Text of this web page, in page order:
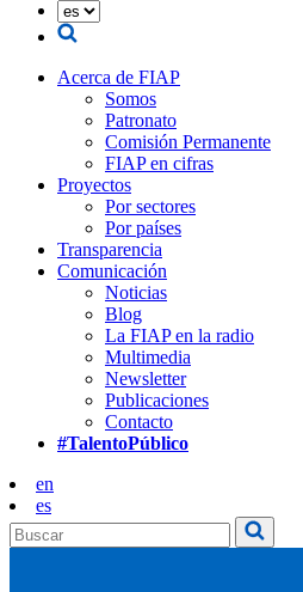
Acerca de FIAP
Somos
Patronato
Comisión Permanente
FIAP en cifras
Proyectos
Por sectores
Por países
Transparencia
Comunicación
Noticias
Blog
La FIAP en la radio
Multimedia
Newsletter
Publicaciones
Contacto
#TalentoPúblico
en
es